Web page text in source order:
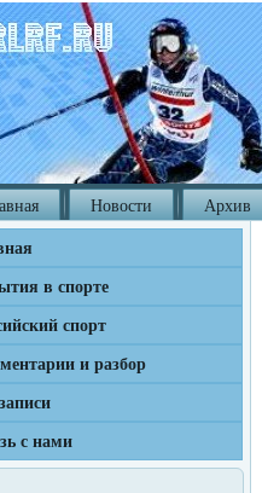
Новости Архив
в спорте
спорт
и разбор
с нами